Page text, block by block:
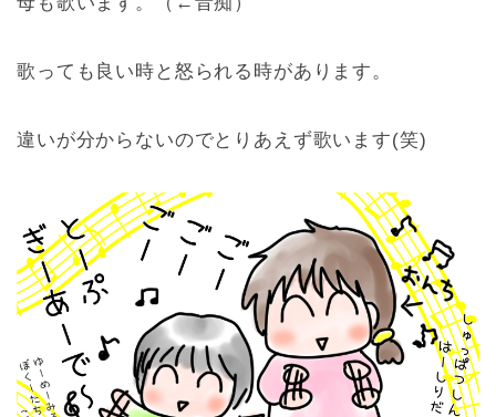
歌っても良い時と怒られる時があります。
違いが分からないのでとりあえず歌います(笑)